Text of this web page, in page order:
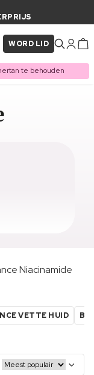
WORD LID
te behouden
Niacinamide
VETTE HUID